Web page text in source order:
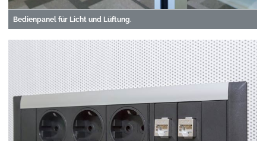
Bedienpanel für Licht und Lüftung.